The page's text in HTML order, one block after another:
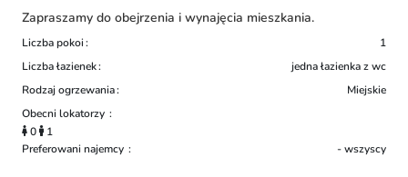
Zapraszamy do obejrzenia i wynajęcia mieszkania.
Liczba pokoi
1
Liczba łazienek
jedna łazienka z wc
Rodzaj ogrzewania
Miejskie
Obecni lokatorzy
0
1
Preferowani najemcy
- wszyscy